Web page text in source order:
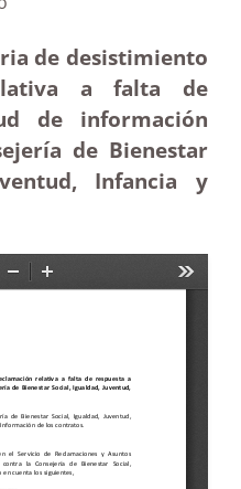
de desistimiento
a falta de
de información
de Bienestar
Infancia y